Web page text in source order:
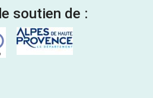
soutien de :